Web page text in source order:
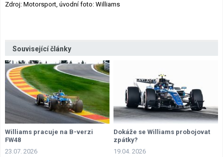
Zdroj: Motorsport, úvodní foto: Williams
Související články
Williams pracuje na B-verzi
FW48
23.07. 2026
Dokáže se Williams probojovat
zpátky?
19.04. 2026